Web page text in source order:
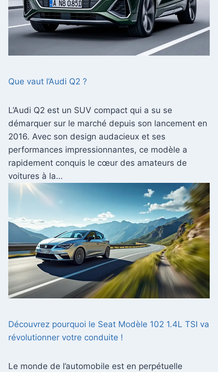
Que vaut l’Audi Q2 ?
L’Audi Q2 est un SUV compact qui a su se
démarquer sur le marché depuis son lancement en
2016. Avec son design audacieux et ses
performances impressionnantes, ce modèle a
rapidement conquis le cœur des amateurs de
voitures à la…
Découvrez pourquoi le Seat Modèle 102 1.4L TSI va
révolutionner votre conduite !
Le monde de l’automobile est en perpétuelle